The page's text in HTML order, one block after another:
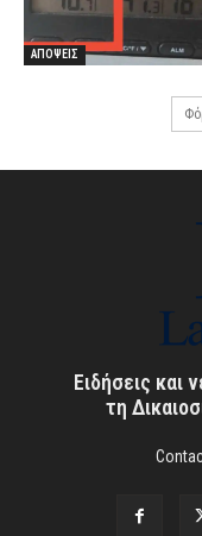
ΑΠΟΨΕΙΣ
Ειδήσεις και
τη